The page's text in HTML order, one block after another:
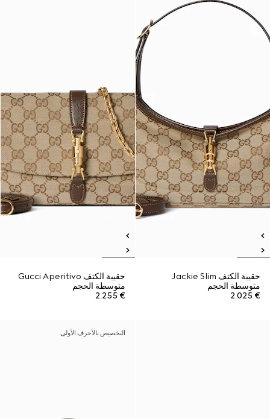
حقيبة الكتف Jackie Slim
متوسطة الحجم
€ 2.025
حقيبة الكتف Gucci Aperitivo
متوسطة الحجم
€ 2.255
التخصيص بالأحرف الأولى